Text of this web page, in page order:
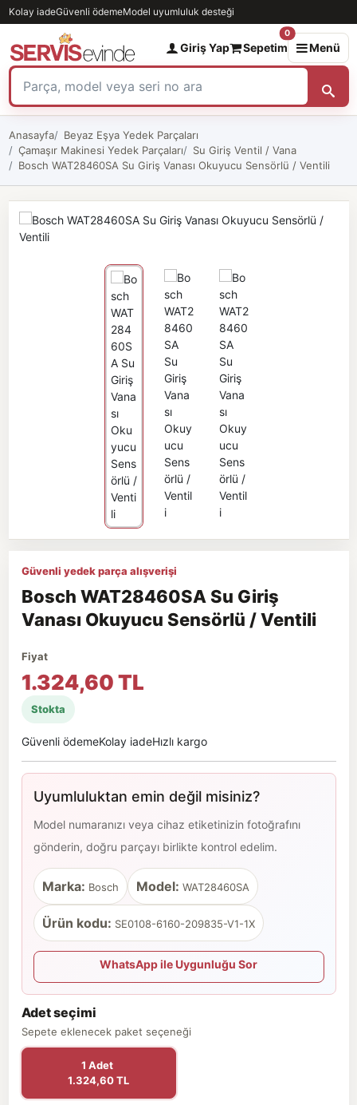
Kolay iadeGüvenli ödemeModel uyumluluk desteği
Giriş Yap Sepetim
0
Menü
Anasayfa
Beyaz Eşya Yedek Parçaları
Çamaşır Makinesi Yedek Parçaları
Su Giriş Ventil / Vana
Bosch WAT28460SA Su Giriş Vanası Okuyucu Sensörlü / Ventili
Güvenli yedek parça alışverişi
Bosch WAT28460SA Su Giriş
Vanası Okuyucu Sensörlü / Ventili
Fiyat
1.324,60 TL
Stokta
Güvenli ödemeKolay iadeHızlı kargo
Uyumluluktan emin değil misiniz?
Model numaranızı veya cihaz etiketinizin fotoğrafını
gönderin, doğru parçayı birlikte kontrol edelim.
Marka: Bosch Model: WAT28460SA
Ürün kodu: SE0108-6160-209835-V1-1X
WhatsApp ile Uygunluğu Sor
Adet seçimi
Sepete eklenecek paket seçeneği
1 Adet
1.324,60 TL